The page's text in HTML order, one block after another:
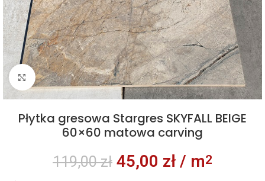
Kliknij aby powiększyć
Płytka gresowa Stargres SKYFALL BEIGE
60×60 matowa carving
119,00zł 45,00 zł / m2